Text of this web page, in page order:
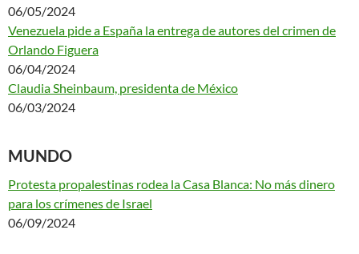
06/05/2024
Venezuela pide a España la entrega de autores del crimen de
Orlando Figuera
06/04/2024
Claudia Sheinbaum, presidenta de México
06/03/2024
MUNDO
Protesta propalestinas rodea la Casa Blanca: No más dinero
para los crímenes de Israel
06/09/2024